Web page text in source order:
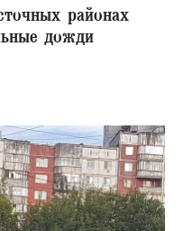
районах
дожди